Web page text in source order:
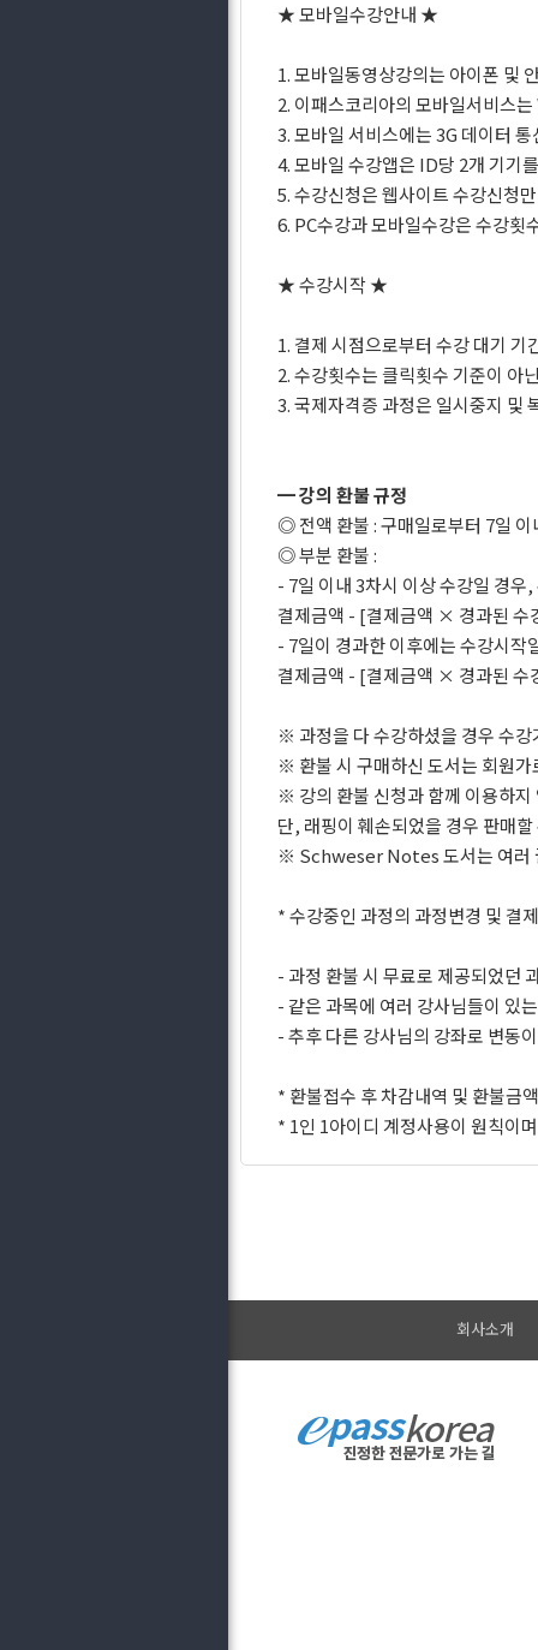
★ 모바일수강안내 ★
1. 모바일동영상강의는 아이폰 및
2. 이패스코리아의 모바일서비스
3. 모바일 서비스에는 3G 데이터
4. 모바일 수강앱은 ID당 2개 기기
5. 수강신청은 웹사이트 수강신청
6. PC수강과 모바일수강은 수강횟
★ 수강시작 ★
1. 결제 시점으로부터 수강 대기
2. 수강횟수는 클릭횟수 기준이 아
3. 국제자격증 과정은 일시중지 및
━ 강의 환불 규정
◎ 전액 환불 : 구매일로부터 7일
◎ 부분 환불 :
- 7일 이내 3차시 이상 수강일 경
결제금액 - [결제금액 × 경과된 수
- 7일이 경과한 이후에는 수강시
결제금액 - [결제금액 × 경과된
※ 과정을 다 수강하셨을 경우 수
※ 환불 시 구매하신 도서는 회원
※ 강의 환불 신청과 함께 이용하
단, 래핑이 훼손되었을 경우 판매
※ Schweser Notes 도서는 여러
* 수강중인 과정의 과정변경 및 결
- 과정 환불 시 무료로 제공되었던
- 같은 과목에 여러 강사님들이 있
- 추후 다른 강사님의 강좌로 변동
* 환불접수 후 차감내역 및 환불금
* 1인 1아이디 계정사용이 원칙이
회사소개